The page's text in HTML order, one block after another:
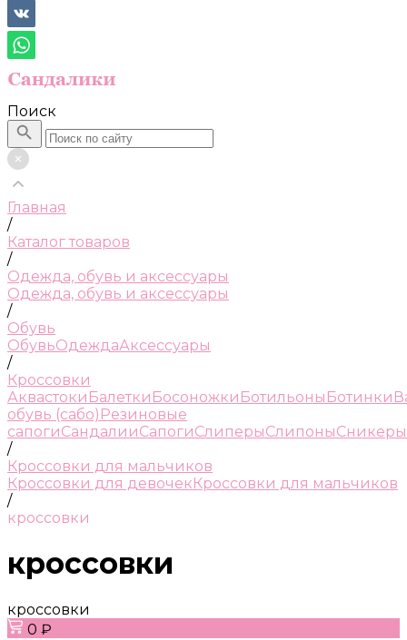
Поиск
Главная
/
Каталог товаров
/
Одежда, обувь и аксессуары
Одежда, обувь и аксессуары
/
Обувь
ОбувьОдеждаАксессуары
/
Кроссовки
Аквастоки Балетки Босоножки Ботильоны Ботинки
обувь (сабо) Резиновые
сапогиСандалииСапогиСлиперыСлипоныСникеры
/
Кроссовки для мальчиков
Кроссовки для девочекКроссовки для мальчиков
/
кроссовки
кроссовки
кроссовки
0 ₽